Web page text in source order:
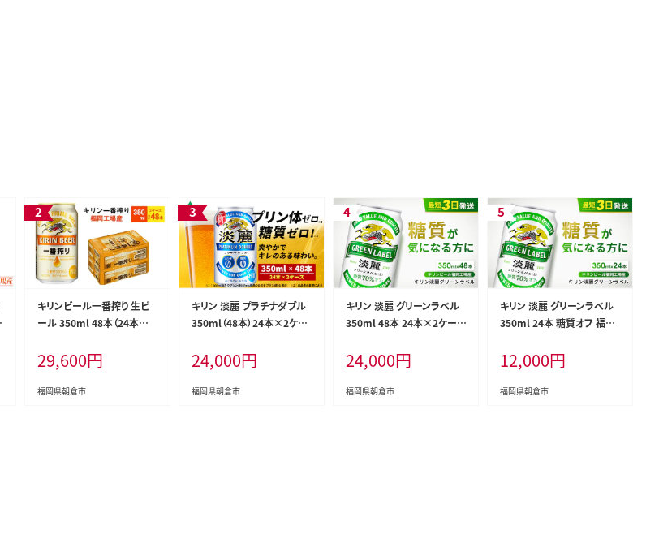
キリンビール一番搾り 生ビ
ール 350ml 48本（24本×2
ルコール飲料 48本入り キリ
ン一番搾り 1週間以内 発送
29,600円
福岡県朝倉市
キリン 淡麗 プラチナダブル
350ml（48本）24本×2ケー
場産 ビール キリンビール お
酒 アルコール 酵母 抑制 発
酵制御技術 飲みごたえ 爽快
24,000円
福岡県朝倉市
キリン 淡麗 グリーンラベル
350ml 48本 24本×2ケース
ビール キリンビール 発泡酒
送料無料 ギフト 内祝い
24,000円
福岡県朝倉市
キリン 淡麗 グリーンラベル
350ml 24本 糖質オフ 福岡
ール 発泡酒 送料無料 ギフ
ト 内祝い ケース
12,000円
福岡県朝倉市